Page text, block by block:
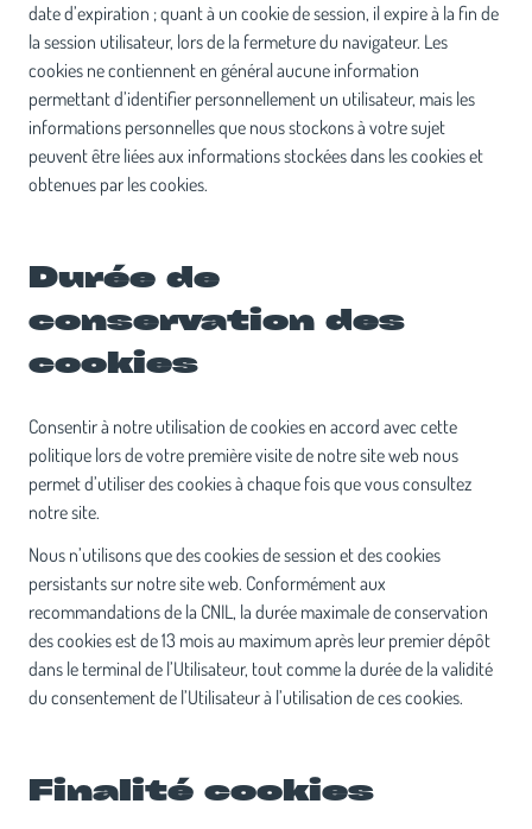
date d’expiration ; quant à un cookie de session, il expire à la fin de
la session utilisateur, lors de la fermeture du navigateur. Les
cookies ne contiennent en général aucune information
permettant d’identifier personnellement un utilisateur, mais les
informations personnelles que nous stockons à votre sujet
peuvent être liées aux informations stockées dans les cookies et
obtenues par les cookies.
Durée de
conservation des
cookies
Consentir à notre utilisation de cookies en accord avec cette
politique lors de votre première visite de notre site web nous
permet d’utiliser des cookies à chaque fois que vous consultez
notre site.
Nous n’utilisons que des cookies de session et des cookies
persistants sur notre site web. Conformément aux
recommandations de la CNIL, la durée maximale de conservation
des cookies est de 13 mois au maximum après leur premier dépôt
dans le terminal de l’Utilisateur, tout comme la durée de la validité
du consentement de l’Utilisateur à l’utilisation de ces cookies.
Finalité cookies